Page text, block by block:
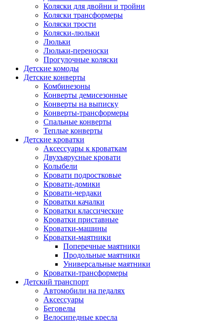
Коляски для двойни и тройни
Коляски трансформеры
Коляски трости
Коляски-люльки
Люльки
Люльки-переноски
Прогулочные коляски
Детские комоды
Детские конверты
Комбинезоны
Конверты демисезонные
Конверты на выписку
Конверты-трансформеры
Спальные конверты
Теплые конверты
Детские кроватки
Аксессуары к кроваткам
Двухъярусные кровати
Колыбели
Кровати подростковые
Кровати-домики
Кровати-чердаки
Кроватки качалки
Кроватки классические
Кроватки приставные
Кроватки-машины
Кроватки-маятники
Поперечные маятники
Продольные маятники
Универсальные маятники
Кроватки-трансформеры
Детский транспорт
Автомобили на педалях
Аксессуары
Беговелы
Велосипедные кресла